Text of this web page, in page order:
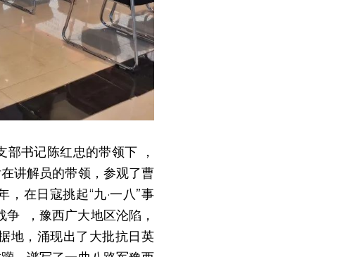
书记陈红忠的带领下 ，
讲解员的带领，参观了曹
在日寇挑起“九·一八”事
，豫西广大地区沦陷，
地，涌现出了大批抗日英